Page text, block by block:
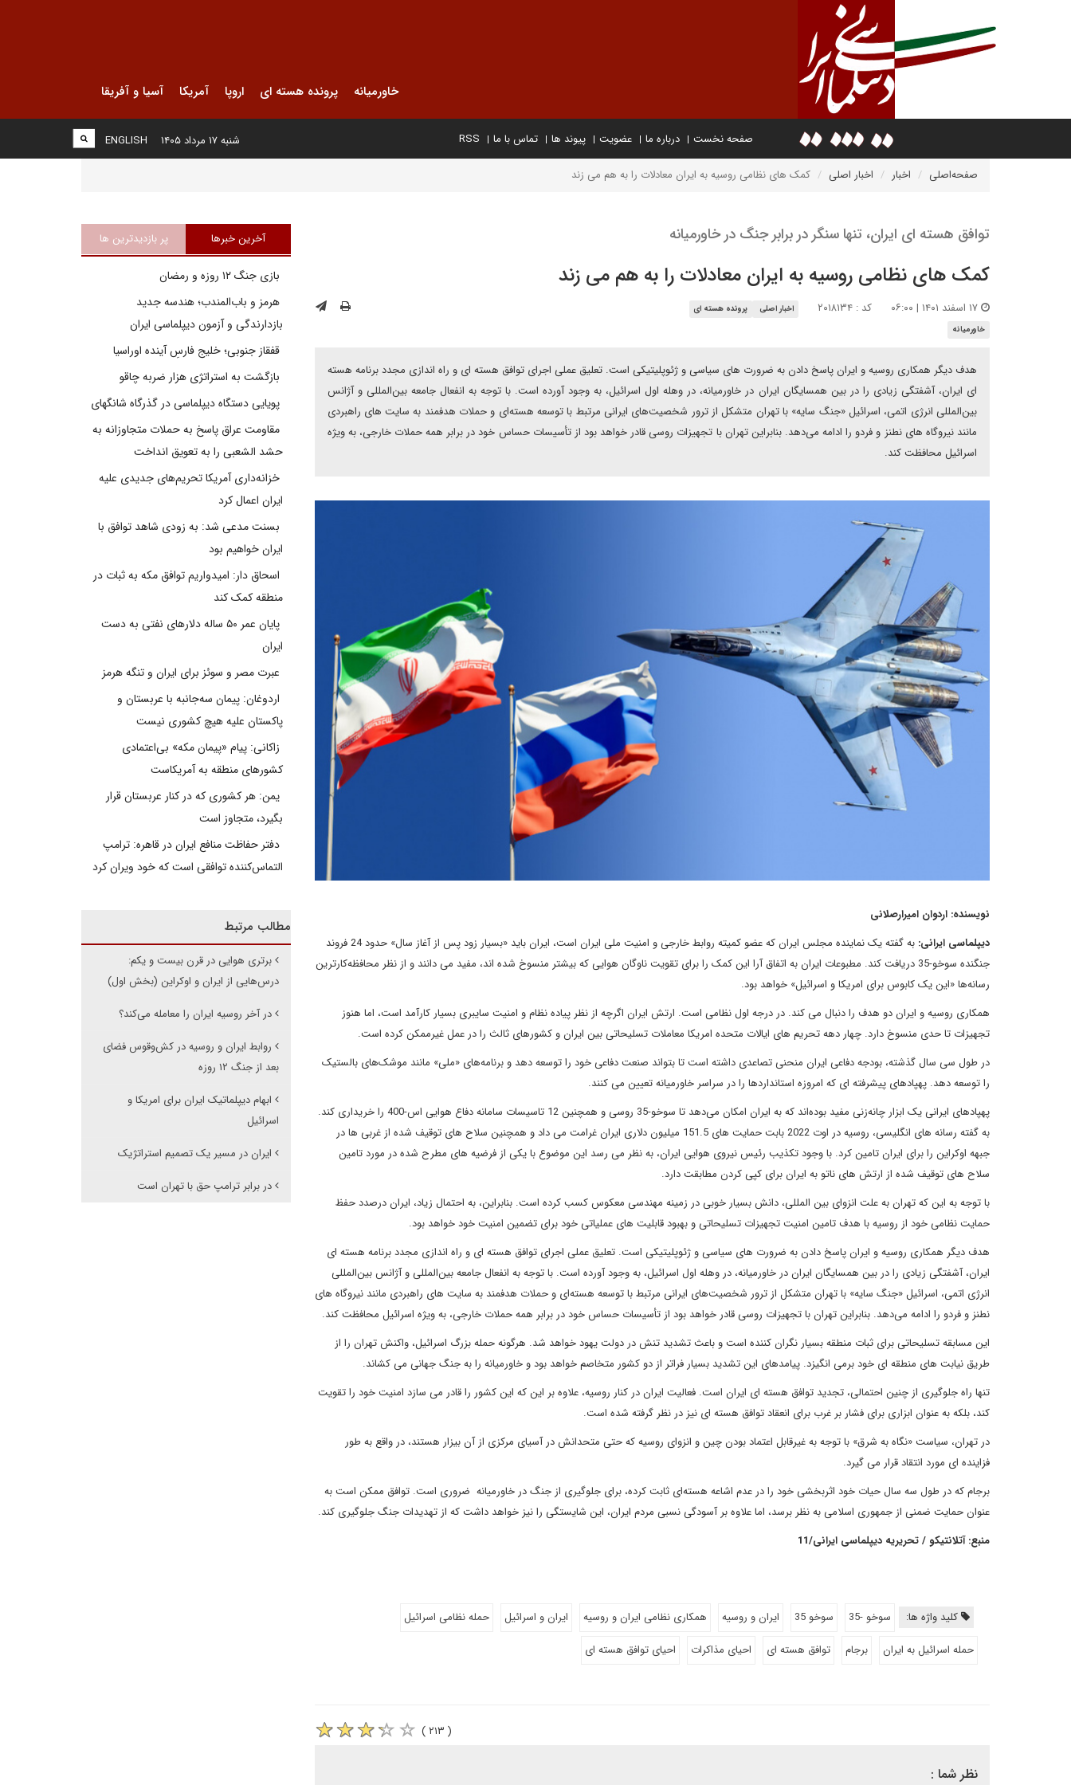
خاورمیانه پرونده هسته ای اروپا آمریکا آسیا و آفریقا
صفحه نخست درباره ما عضویت پیوند ها تماس با ما RSS
ENGLISH شنبه ۱۷ مرداد ۱۴۰۵
صفحه‌اصلی اخبار اخبار اصلی کمک های نظامی روسیه به ایران معادلات را به هم می زند
توافق هسته ای ایران، تنها سنگر در برابر جنگ در خاورمیانه
کمک های نظامی روسیه به ایران معادلات را به هم می زند
کد : ۲۰۱۸۱۳۴ اخبار اصلی
پرونده هسته ای
خاورمیانه
هدف دیگر همکاری روسیه و ایران پاسخ دادن به ضرورت های سیاسی و ژئوپلیتیکی است. تعلیق عملی اجرای توافق هسته ای و راه اندازی مجدد برنامه هسته
ای ایران، آشفتگی زیادی را در بین همسایگان ایران در خاورمیانه، در وهله اول اسرائیل، به وجود آورده است. با توجه به انفعال جامعه بین‌المللی و آژانس
بین‌المللی انرژی اتمی، اسرائیل «جنگ سایه» با تهران متشکل از ترور شخصیت‌های ایرانی مرتبط با توسعه هسته‌ای و حملات هدفمند به سایت های راهبردی
مانند نیروگاه های نطنز و فردو را ادامه می‌دهد. بنابراین تهران با تجهیزات روسی قادر خواهد بود از تأسیسات حساس خود در برابر همه حملات خارجی، به ویژه
اسرائیل محافظت کند.
نویسنده: اردوان امیرارصلانی
دیپلماسی ایرانی:
به گفته یک نماینده مجلس ایران که عضو کمیته روابط خارجی و امنیت ملی ایران است، ایران باید «بسیار زود پس از آغاز سال» حدود 24 فروند
جنگنده سوخو-35 دریافت کند. مطبوعات ایران به اتفاق آرا این کمک را برای تقویت ناوگان هوایی که بیشتر منسوخ شده اند، مفید می دانند و از نظر محافظه‌کارترین
رسانه‌ها «این یک کابوس برای امریکا و اسرائیل» خواهد بود.
همکاری روسیه و ایران دو هدف را دنبال می کند. در درجه اول نظامی است. ارتش ایران اگرچه از نظر پیاده نظام و امنیت سایبری بسیار کارآمد است، اما هنوز
تجهیزات تا حدی منسوخ دارد. چهار دهه تحریم های ایالات متحده امریکا معاملات تسلیحاتی بین ایران و کشورهای ثالث را در عمل غیرممکن کرده است.
در طول سی سال گذشته، بودجه دفاعی ایران منحنی تصاعدی داشته است تا بتواند صنعت دفاعی خود را توسعه دهد و برنامه‌های «ملی» مانند موشک‌های بالستیک
را توسعه دهد. پهپادهای پیشرفته ای که امروزه استانداردها را در سراسر خاورمیانه تعیین می کنند.
پهپادهای ایرانی یک ابزار چانه‌زنی مفید بوده‌اند که به ایران امکان می‌دهد تا سوخو-35 روسی و همچنین 12 تاسیسات سامانه دفاع هوایی اس-400 را خریداری کند.
به گفته رسانه های انگلیسی، روسیه در اوت 2022 بابت حمایت های 151.5 میلیون دلاری ایران غرامت می داد و همچنین سلاح های توقیف شده از غربی ها در
جبهه اوکراین را برای ایران تامین کرد. با وجود تکذیب رئیس نیروی هوایی ایران، به نظر می رسد این موضوع با یکی از فرضیه های مطرح شده در مورد تامین
سلاح های توقیف شده از ارتش های ناتو به ایران برای کپی کردن مطابقت دارد.
با توجه به این که تهران به علت انزوای بین المللی، دانش بسیار خوبی در زمینه مهندسی معکوس کسب کرده است. بنابراین، به احتمال زیاد، ایران درصدد حفظ
حمایت نظامی خود از روسیه با هدف تامین امنیت تجهیزات تسلیحاتی و بهبود قابلیت های عملیاتی خود برای تضمین امنیت خود خواهد بود.
هدف دیگر همکاری روسیه و ایران پاسخ دادن به ضرورت های سیاسی و ژئوپلیتیکی است. تعلیق عملی اجرای توافق هسته ای و راه اندازی مجدد برنامه هسته ای
ایران، آشفتگی زیادی را در بین همسایگان ایران در خاورمیانه، در وهله اول اسرائیل، به وجود آورده است. با توجه به انفعال جامعه بین‌المللی و آژانس بین‌المللی
انرژی اتمی، اسرائیل «جنگ سایه» با تهران متشکل از ترور شخصیت‌های ایرانی مرتبط با توسعه هسته‌ای و حملات هدفمند به سایت های راهبردی مانند نیروگاه های
نطنز و فردو را ادامه می‌دهد. بنابراین تهران با تجهیزات روسی قادر خواهد بود از تأسیسات حساس خود در برابر همه حملات خارجی، به ویژه اسرائیل محافظت کند.
این مسابقه تسلیحاتی برای ثبات منطقه بسیار نگران کننده است و باعث تشدید تنش در دولت یهود خواهد شد. هرگونه حمله بزرگ اسرائیل، واکنش تهران را از
طریق نیابت های منطقه ای خود برمی انگیزد. پیامدهای این تشدید بسیار فراتر از دو کشور متخاصم خواهد بود و خاورمیانه را به جنگ جهانی می کشاند.
تنها راه جلوگیری از چنین احتمالی، تجدید توافق هسته ای ایران است. فعالیت ایران در کنار روسیه، علاوه بر این که این کشور را قادر می سازد امنیت خود را تقویت
کند، بلکه به عنوان ابزاری برای فشار بر غرب برای انعقاد توافق هسته ای نیز در نظر گرفته شده است.
در تهران، سیاست «نگاه به شرق» با توجه به غیرقابل اعتماد بودن چین و انزوای روسیه که حتی متحدانش در آسیای مرکزی از آن بیزار هستند، در واقع به طور
فزاینده ای مورد انتقاد قرار می گیرد.
برجام که در طول سه سال حیات خود اثربخشی خود را در عدم اشاعه هسته‌ای ثابت کرده، برای جلوگیری از جنگ در خاورمیانه ضروری است. توافق ممکن است به
عنوان حمایت ضمنی از جمهوری اسلامی به نظر برسد، اما علاوه بر آسودگی نسبی مردم ایران، این شایستگی را نیز خواهد داشت که از تهدیدات جنگ جلوگیری کند.
منبع: آتلانتیکو / تحریریه دیپلماسی ایرانی/11
کلید واژه ها: سوخو -35 سوخو 35 ایران و روسیه همکاری نظامی ایران و روسیه ایران و اسرائیل
حمله نظامی اسرائیل
حمله اسرائیل به ایران
برجام توافق هسته ای احیای مذاکرات احیای توافق هسته ای
( ۲۱۳ )
نظر شما :
آخرین خبرها پر بازدیدترین ها
بازی جنگ ۱۲ روزه و رمضان
هرمز و باب‌المندب؛ هندسه جدید
بازدارندگی و آزمون دیپلماسی ایران
قفقاز جنوبی؛ خلیج فارسِ آینده اوراسیا
بازگشت به استراتژی هزار ضربه چاقو
پویایی دستگاه دیپلماسی در گذرگاه شانگهای
مقاومت عراق پاسخ به حملات متجاوزانه به
حشد الشعبی را به تعویق انداخت
خزانه‌داری آمریکا تحریم‌های جدیدی علیه
ایران اعمال کرد
بسنت مدعی شد: به زودی شاهد توافق با
ایران خواهیم بود
اسحاق دار: امیدواریم توافق مکه به ثبات در
منطقه کمک کند
پایان عمر ۵۰ ساله دلارهای نفتی به دست
ایران
عبرت مصر و سوئز برای ایران و تنگه هرمز
اردوغان: پیمان سه‌جانبه با عربستان و
پاکستان علیه هیچ کشوری نیست
زاکانی: پیام «پیمان مکه» بی‌اعتمادی
کشورهای منطقه به آمریکاست
یمن: هر کشوری که در کنار عربستان قرار
بگیرد، متجاوز است
دفتر حفاظت منافع ایران در قاهره: ترامپ
التماس‌کننده توافقی است که خود ویران کرد
مطالب مرتبط
برتری هوایی در قرن بیست و یکم:
درس‌هایی از ایران و اوکراین (بخش اول)
در آخر روسیه ایران را معامله می‌کند؟
روابط ایران و روسیه در کش‌وقوس فضای
بعد از جنگ ۱۲ روزه
ابهام دیپلماتیک ایران برای امریکا و
اسرائیل
ایران در مسیر یک تصمیم استراتژیک
در برابر ترامپ حق با تهران است